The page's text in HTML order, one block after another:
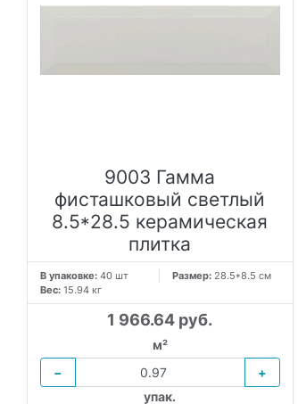
9003 Гамма
фисташковый светлый
8.5*28.5 керамическая
плитка
В упаковке: 40 шт Размер: 28.5*8.5 см
Вес: 15.94 кг
1 966.64 руб.
м²
−
+
упак.